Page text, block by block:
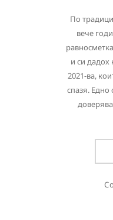
По
вече
и си
2021-ва,
спазя. Едно